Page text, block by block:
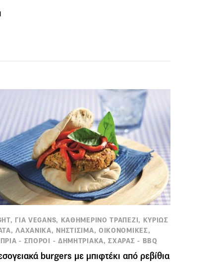
ΓΙΑ VEGANS, ΚΑΘΗΜΕΡΙΝΟ ΤΡΑΠΕΖΙ, ΚΥΡΙΩΣ
ΛΑΧΑΝΙΚΑ, ΝΗΣΤΙΣΙΜΑ, ΟΙΚΟΝΟΜΙΚΕΣ,
- ΣΠΟΡΟΙ - ΔΗΜΗΤΡΙΑΚΑ, ΣΧΑΡΑΣ - BBQ
burgers με μπιφτέκι από ρεβίθια